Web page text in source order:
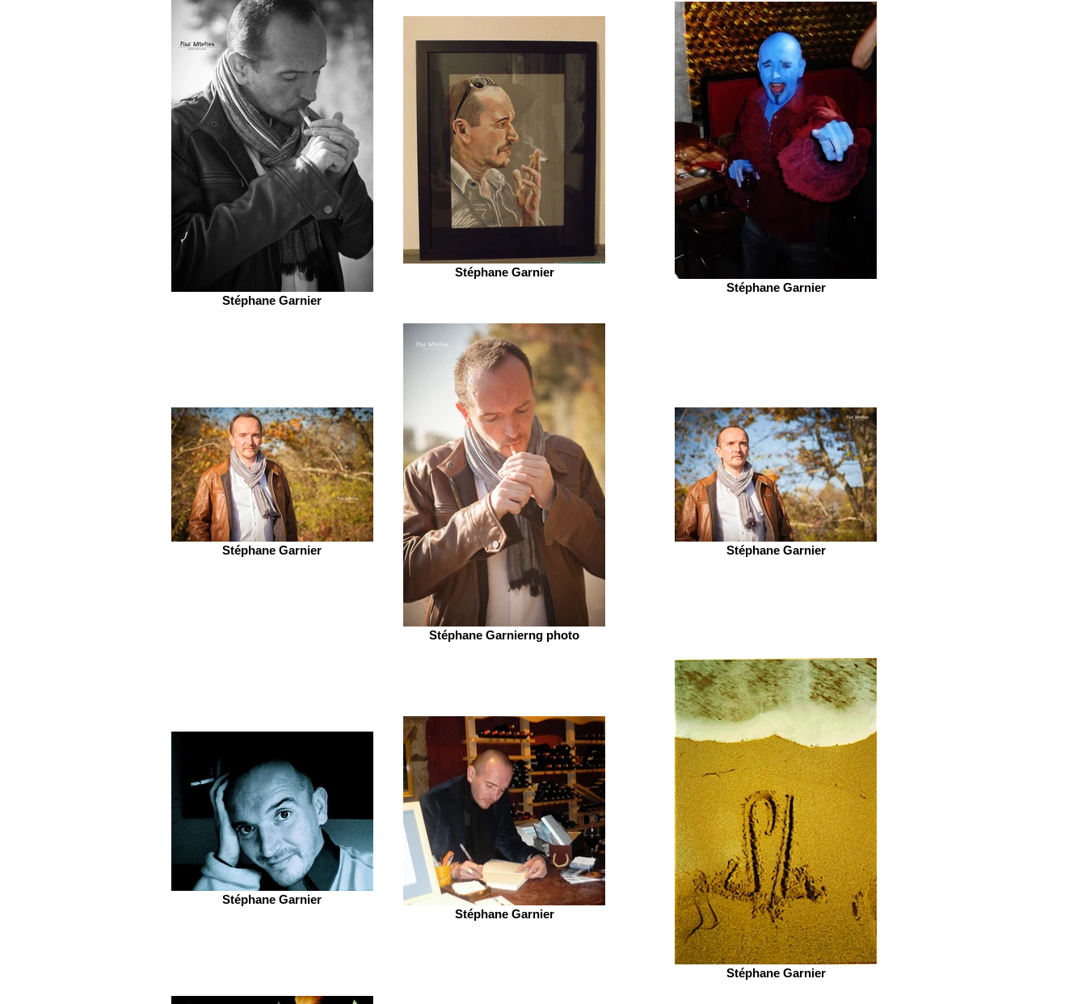
Stéphane Garnier
Stéphane Garnier
Stéphane Garnier
Stéphane Garnier
Stéphane Garnierng photo
Stéphane Garnier
Stéphane Garnier
Stéphane Garnier
Stéphane Garnier